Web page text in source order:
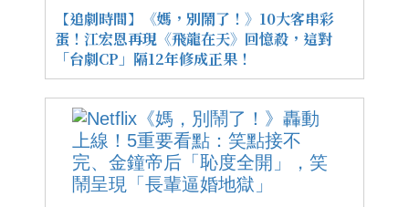
【追劇時間】《媽，別鬧了！》10大客串彩
蛋！江宏恩再現《飛龍在天》回憶殺，這對
「台劇CP」隔12年修成正果！